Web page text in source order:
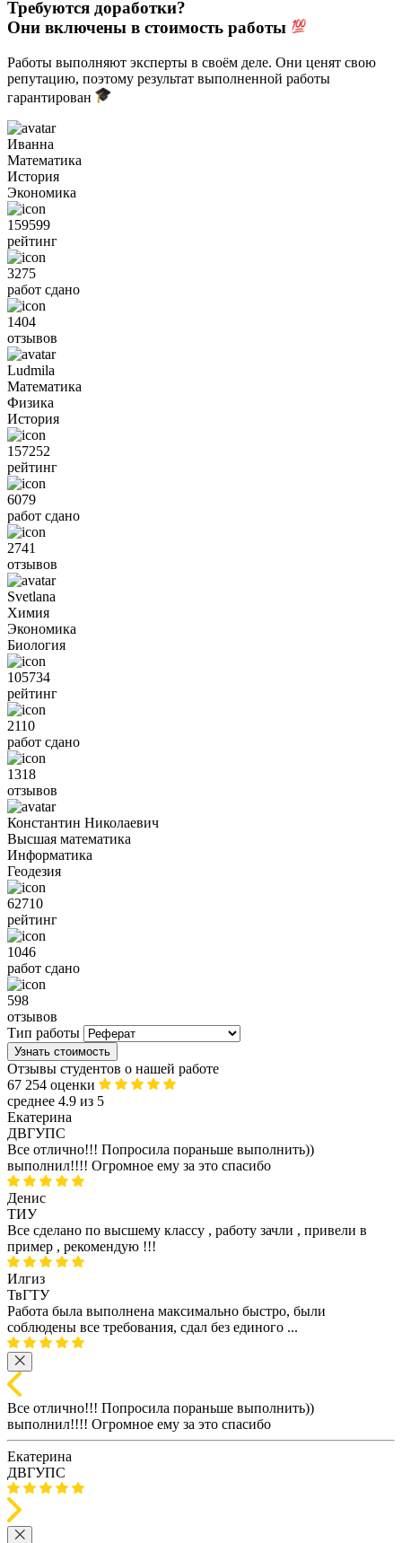
Требуются доработки?
Они включены в стоимость работы
Работы выполняют эксперты в своём деле. Они ценят свою
репутацию, поэтому результат выполненной работы
гарантирован
Иванна
Математика
История
Экономика
159599
рейтинг
3275
работ сдано
1404
отзывов
Ludmila
Математика
Физика
История
157252
рейтинг
6079
работ сдано
2741
отзывов
Svetlana
Химия
Экономика
Биология
105734
рейтинг
2110
работ сдано
1318
отзывов
Константин Николаевич
Высшая математика
Информатика
Геодезия
62710
рейтинг
1046
работ сдано
598
отзывов
Тип работы
Узнать стоимость
Отзывы студентов о нашей работе
67 254 оценки
среднее 4.9 из 5
Екатерина
ДВГУПС
Все отлично!!! Попросила пораньше выполнить))
выполнил!!!! Огромное ему за это спасибо
Денис
ТИУ
Все сделано по высшему классу , работу зачли , привели в
пример , рекомендую !!!
Илгиз
ТвГТУ
Работа была выполнена максимально быстро, были
соблюдены все требования, сдал без единого ...
Все отлично!!! Попросила пораньше выполнить))
выполнил!!!! Огромное ему за это спасибо
Екатерина
ДВГУПС